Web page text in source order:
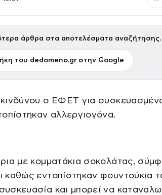
άρθρα στα αποτελέσματα αναζήτησης.
του dedomeno.gr στην Google
ο ΕΦΕΤ για
αλλεργιογόνα.
με κομματάκια σοκολάτας,
εντοπίστηκαν φουντούκια
και μπορεί να